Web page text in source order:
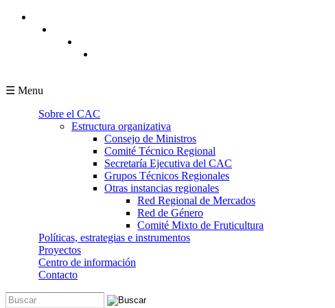
Pasar al contenido principal
☰ Menu
Sobre el CAC
Estructura organizativa
Consejo de Ministros
Comité Técnico Regional
Secretaría Ejecutiva del CAC
Grupos Técnicos Regionales
Otras instancias regionales
Red Regional de Mercados
Red de Género
Comité Mixto de Fruticultura
Políticas, estrategias e instrumentos
Proyectos
Centro de información
Contacto
Buscar